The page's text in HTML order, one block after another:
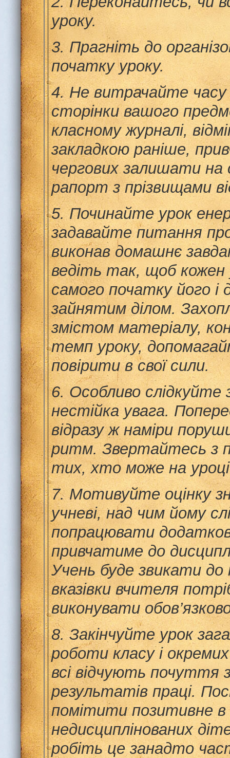
уроку.
3.Прагніть до
початку уроку.
4. Не витрачайте
сторінки вашого
класному журналі,
закладкою раніше,
чергових залишати на
рапорт з прізвищами
5.Починайте урок
задавайте питання
виконав домашнє
ведіть так, щоб кожен
самого початку його і
зайнятим ділом.
змістом матеріалу,
темп уроку,
повірити в свої сили.
6.Особливо слідкуйте
нестійка увага.
відразу ж наміри
ритм. Звертайтесь з
тих, хто може на уроці
7.Мотивуйте оцінку
учневі, над чим йому
попрацювати
привчатиме до
Учень буде звикати
вказівки вчителя
виконувати
8.Закінчуйте урок
роботи класу і
всі відчують почуття
результатів праці.
помітити позитивне в
недисциплінованих
робіть це занадто